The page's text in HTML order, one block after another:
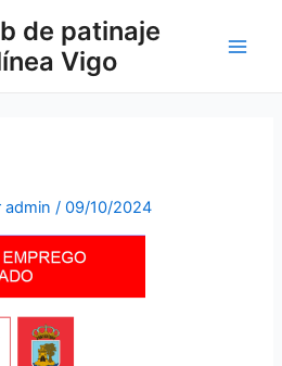
de patinaje
Vigo
admin/09/10/2024